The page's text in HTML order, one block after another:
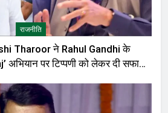
राजनीति
Tharoor ने Rahul Gandhi के
अभियान पर टिप्पणी को लेकर दी सफाई,